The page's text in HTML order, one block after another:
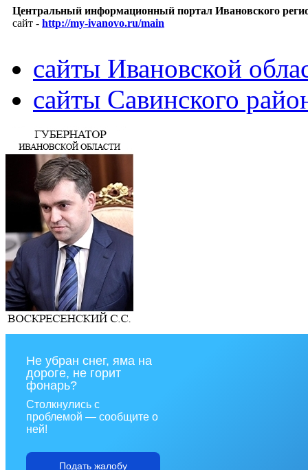
Центральный информационный портал Ивановского
сайт - http://my-ivanovo.ru/main
сайты Ивановской
сайты Савинского
Не убран снег, яма на
дороге, не горит
фонарь?
Столкнулись с
проблемой — сообщите о
ней!
Подать жалобу